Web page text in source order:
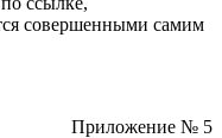
совершенными самим
Приложение № 5